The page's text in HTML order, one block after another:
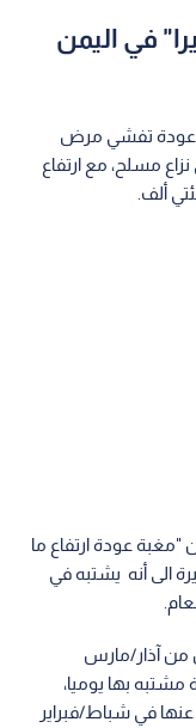
في اليمن
عودة تفشي مرض
مسلح، مع ارتفاع
ألف.
عودة ارتفاع ما
الى أنه يشتبه في
من آذار/مارس
الإبلاغ عن ما يقرب من 2500 حالة مشتبه بها يوميا،
عنها في شباط/فبراير